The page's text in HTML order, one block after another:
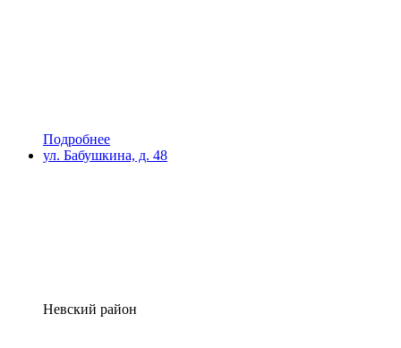
Подробнее
ул. Бабушкина, д. 48
Невский район